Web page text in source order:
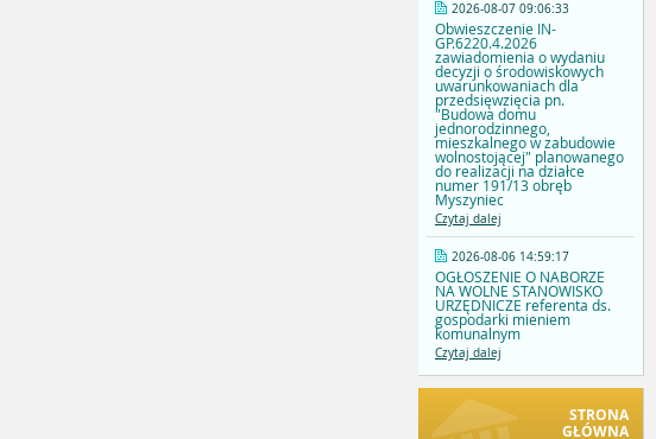
2026-08-07 09:06:33
Obwieszczenie IN-
GP.6220.4.2026
zawiadomienia o wydaniu
decyzji o środowiskowych
uwarunkowaniach dla
przedsięwzięcia pn.
"Budowa domu
jednorodzinnego,
mieszkalnego w zabudowie
wolnostojącej" planowanego
do realizacji na działce
numer 191/13 obręb
Myszyniec
Czytaj dalej
2026-08-06 14:59:17
OGŁOSZENIE O NABORZE
NA WOLNE STANOWISKO
URZĘDNICZE referenta ds.
gospodarki mieniem
komunalnym
Czytaj dalej
STRONA
GŁÓWNA